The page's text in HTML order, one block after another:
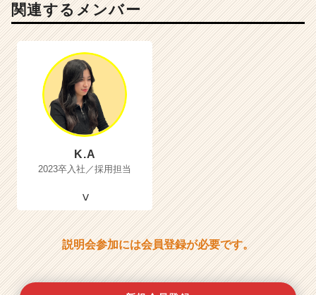
関連するメンバー
K.A
2023卒入社／採用担当
説明会参加には会員登録が必要です。